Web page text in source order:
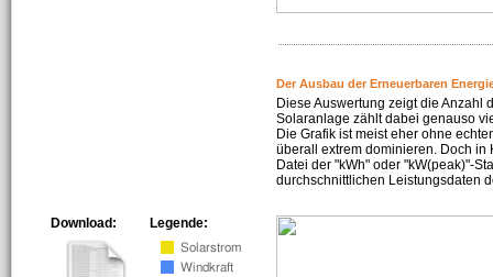
Der Ausbau der Erneuerbaren
Diese Auswertung zeigt die Anzahl
Solaranlage zählt dabei genauso
Die Grafik ist meist eher ohne
überall extrem dominieren. Doch in
Datei der "kWh" oder "kW(peak)"-
durchschnittlichen Leistungsdaten
Legende:
Download: